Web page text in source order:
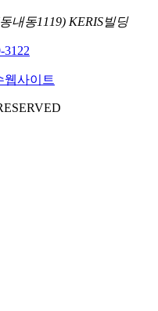
내동1119) KERIS빌딩
3122